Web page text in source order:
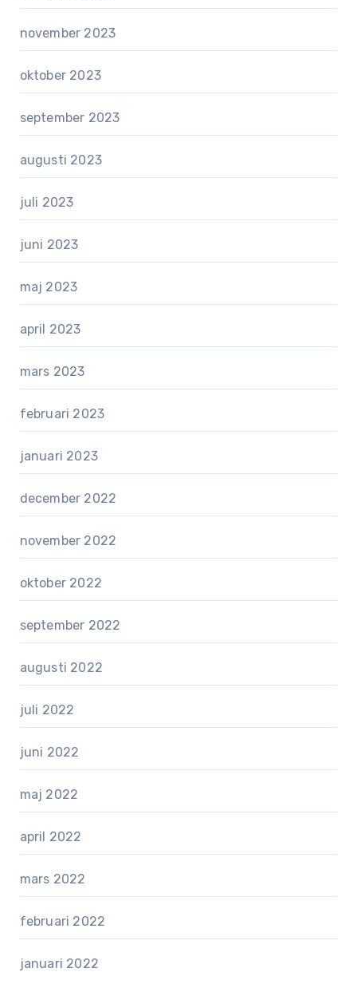
november 2023
oktober 2023
september 2023
augusti 2023
juli 2023
juni 2023
maj 2023
april 2023
mars 2023
februari 2023
januari 2023
december 2022
november 2022
oktober 2022
september 2022
augusti 2022
juli 2022
juni 2022
maj 2022
april 2022
mars 2022
februari 2022
januari 2022